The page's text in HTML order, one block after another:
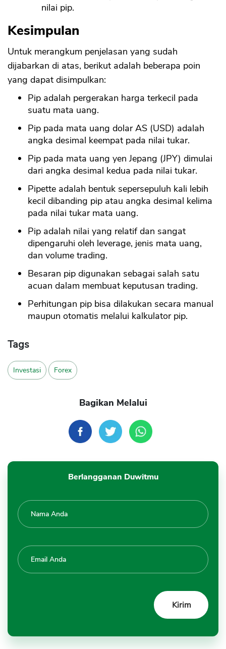
nilai pip.
Kesimpulan
Untuk merangkum penjelasan yang sudah
dijabarkan di atas, berikut adalah beberapa poin
yang dapat disimpulkan:
Pip adalah pergerakan harga terkecil pada
suatu mata uang.
Pip pada mata uang dolar AS (USD) adalah
angka desimal keempat pada nilai tukar.
Pip pada mata uang yen Jepang (JPY) dimulai
dari angka desimal kedua pada nilai tukar.
Pipette adalah bentuk sepersepuluh kali lebih
kecil dibanding pip atau angka desimal kelima
pada nilai tukar mata uang.
Pip adalah nilai yang relatif dan sangat
dipengaruhi oleh leverage, jenis mata uang,
dan volume trading.
Besaran pip digunakan sebagai salah satu
acuan dalam membuat keputusan trading.
Perhitungan pip bisa dilakukan secara manual
maupun otomatis melalui kalkulator pip.
Tags
Investasi Forex
Bagikan Melalui
Berlangganan Duwitmu